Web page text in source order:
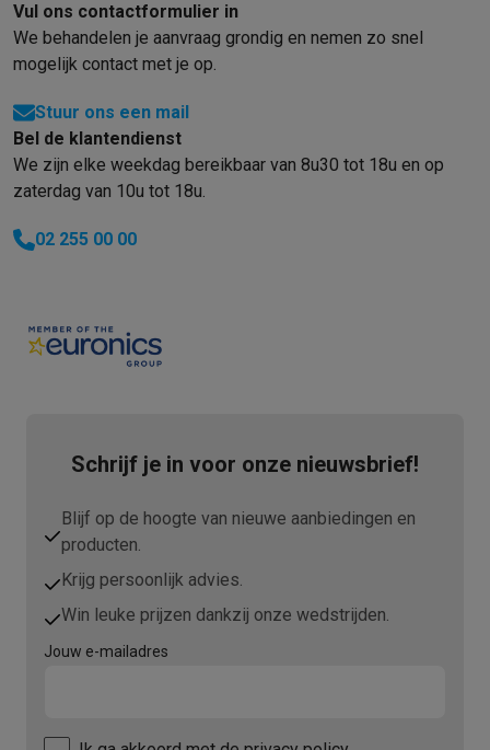
Vul ons contactformulier in
We behandelen je aanvraag grondig en nemen zo snel
mogelijk contact met je op.
Stuur ons een mail
Bel de klantendienst
We zijn elke weekdag bereikbaar van 8u30 tot 18u en op
zaterdag van 10u tot 18u.
02 255 00 00
Schrijf je in voor onze nieuwsbrief!
Blijf op de hoogte van nieuwe aanbiedingen en
producten.
Krijg persoonlijk advies.
Win leuke prijzen dankzij onze wedstrijden.
Jouw e-mailadres